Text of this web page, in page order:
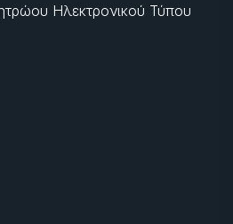
Ηλεκτρονικού Τύπου